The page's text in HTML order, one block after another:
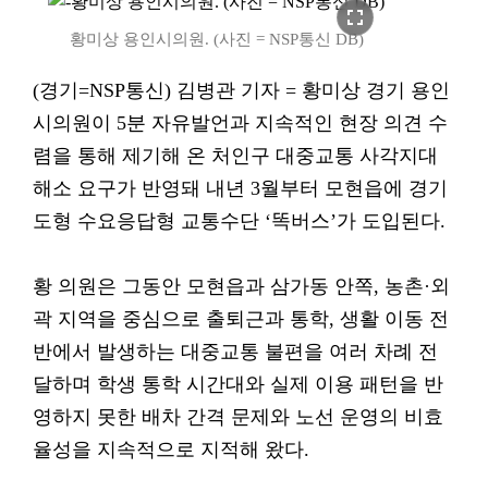
fullscreen
황미상 용인시의원. (사진 = NSP통신 DB)
(경기=NSP통신) 김병관 기자 = 황미상 경기 용인
시의원이 5분 자유발언과 지속적인 현장 의견 수
렴을 통해 제기해 온 처인구 대중교통 사각지대
해소 요구가 반영돼 내년 3월부터 모현읍에 경기
도형 수요응답형 교통수단 ‘똑버스’가 도입된다.
황 의원은 그동안 모현읍과 삼가동 안쪽, 농촌·외
곽 지역을 중심으로 출퇴근과 통학, 생활 이동 전
반에서 발생하는 대중교통 불편을 여러 차례 전
달하며 학생 통학 시간대와 실제 이용 패턴을 반
영하지 못한 배차 간격 문제와 노선 운영의 비효
율성을 지속적으로 지적해 왔다.